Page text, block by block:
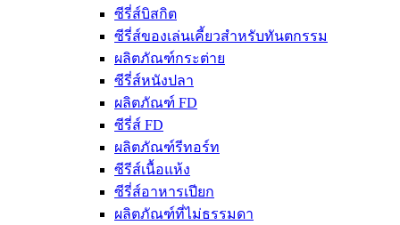
ซีรี่ส์บิสกิต
ซีรี่ส์ของเล่นเคี้ยวสำหรับทันตกรรม
ผลิตภัณฑ์กระต่าย
ซีรี่ส์หนังปลา
ผลิตภัณฑ์ FD
ซีรี่ส์ FD
ผลิตภัณฑ์รีทอร์ท
ซีรีส์เนื้อแห้ง
ซีรี่ส์อาหารเปียก
ผลิตภัณฑ์ที่ไม่ธรรมดา